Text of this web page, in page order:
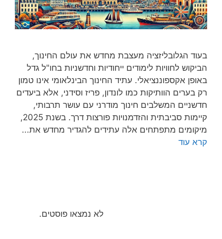
בעוד הגלובליזציה מעצבת מחדש את עולם החינוך,
הביקוש לחוויות לימודים ייחודיות וחדשניות בחו"ל גדל
באופן אקספוננציאלי. עתיד החינוך הבינלאומי אינו טמון
רק בערים הוותיקות כמו לונדון, פריז וסידני, אלא ביעדים
חדשניים המשלבים חינוך מודרני עם עושר תרבותי,
קיימות סביבתית והזדמנויות פורצות דרך. בשנת 2025,
מיקומים מתפתחים אלה עתידים להגדיר מחדש את...
קרא עוד
לא נמצאו פוסטים.